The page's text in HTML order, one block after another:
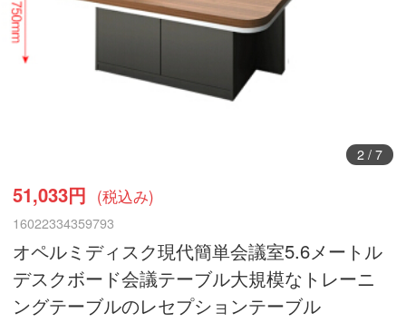
3/ 7
51,033円 (税込み)
16022334359793
オペルミディスク現代簡単会議室5.6メートル
デスクボード会議テーブル大規模なトレーニ
ングテーブルのレセプションテーブル